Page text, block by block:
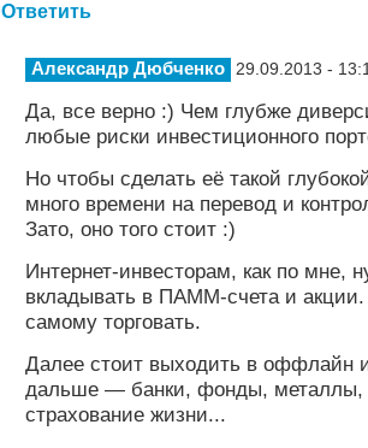
Ответить
Александр Дюбченко 29.09.2013 -
Да, все верно :) Чем глубже
любые риски инвестиционного
Но чтобы сделать её такой
много времени на перевод и
Зато, оно того стоит :)
Интернет-инвесторам, как по мне,
вкладывать в ПАММ-счета и
самому торговать.
Далее стоит выходить в оффлайн
дальше — банки, фонды, металлы,
страхование жизни...